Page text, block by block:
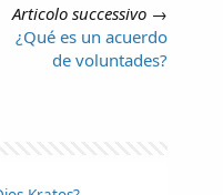
Articolo successivo →
¿Qué es un acuerdo
de voluntades?